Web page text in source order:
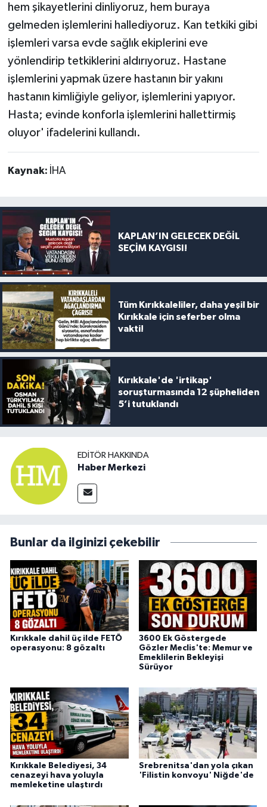
hem şikayetlerini dinliyoruz, hem buraya
gelmeden işlemlerini hallediyoruz. Kan tetkiki gibi
işlemleri varsa evde sağlık ekiplerini eve
yönlendirip tetkiklerini aldırıyoruz. Hastane
işlemlerini yapmak üzere hastanın bir yakını
hastanın kimliğiyle geliyor, işlemlerini yapıyor.
Hasta; evinde konforla işlemlerini hallettirmiş
oluyor' ifadelerini kullandı.
Kaynak: İHA
KAPLAN’IN GELECEK DEĞİL
SEÇİM KAYGISI!
Tüm Kırıkkaleliler, daha yeşil bir
Kırıkkale için seferber olma
vakti!
Kırıkkale'de 'irtikap'
soruşturmasında 12 şüpheliden
5’i tutuklandı
EDITÖR HAKKINDA
Haber Merkezi
Bunlar da ilginizi çekebilir
Kırıkkale dahil üç ilde FETÖ
operasyonu: 8 gözaltı
3600 Ek Göstergede
Gözler Meclis'te: Memur ve
Emeklilerin Bekleyişi
Sürüyor
Kırıkkale Belediyesi, 34
cenazeyi hava yoluyla
memleketine ulaştırdı
Srebrenitsa'dan yola çıkan
'Filistin konvoyu' Niğde'de